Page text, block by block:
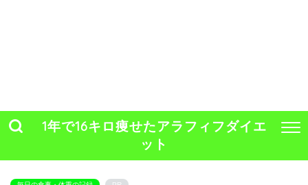
1年で16キロ痩せたアラフィフダイエ
ット